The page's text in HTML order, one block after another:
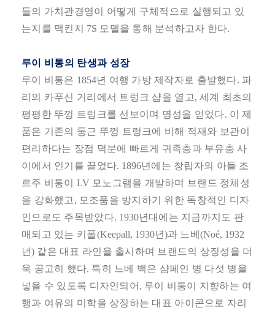
들의 가치관경영이 어떻게 구체적으로 실행되고 있
는지를 맥킨지 7S 모델을 통해 분석하고자 한다.
루이 비통의 탄생과 성장
루이 비통은 1854년 여행 가방 제작자로 출발했다. 파
리의 카푸신 거리에서 트렁크 샵을 열고, 세계 최초의
평평한 뚜껑 트렁크를 선보이며 명성을 얻었다. 이 제
품은 기존의 둥근 뚜껑 트렁크에 비해 적재와 보관이
편리하다는 장점 덕분에 빠르게 귀족층과 부유층 사
이에서 인기를 끌었다. 1896년에는 창립자의 아들 조
르주 비통이 LV 모노그램을 개발하며 브랜드 정체성
을 강화했고 , 모조품을 방지하기 위한 독창적인 디자
인으로도 주목받았다. 1930년대에는 지금까지도 판
매되고 있는 키폴(Keepall, 1930년)과 느베 (Noé, 1932
년) 같은 대표 라인을 출시하며 브랜드의 상징성을 더
욱 공고히 했다. 특히 느베 백은 샴페인 병 다섯 병을
넣을 수 있도록 디자인되어 , 루이 비통이 지향하는 여
행과 여유의 미학을 상징하는 대표 아이콘으로 자리